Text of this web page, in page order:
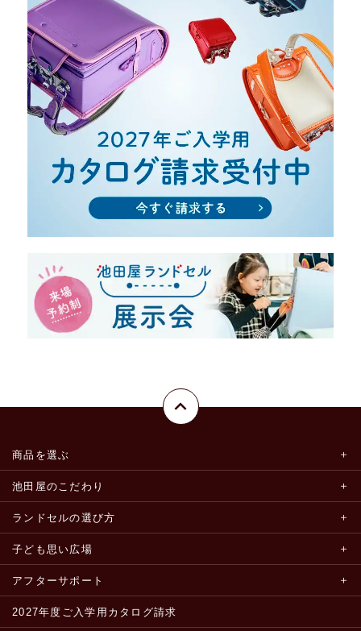
商品を選ぶ
池田屋のこだわり
ランドセルの選び方
子ども思い広場
アフターサポート
2027年度ご入学用カタログ請求